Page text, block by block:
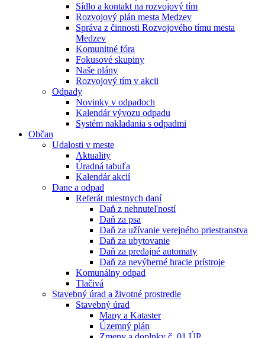
Sídlo a kontakt na rozvojový tím
Rozvojový plán mesta Medzev
Správa z činnosti Rozvojového tímu mesta
Medzev
Komunitné fóra
Fokusové skupiny
Naše plány
Rozvojový tím v akcii
Odpady
Novinky v odpadoch
Kalendár vývozu odpadu
Systém nakladania s odpadmi
Občan
Udalosti v meste
Aktuality
Úradná tabuľa
Kalendár akcií
Dane a odpad
Referát miestnych daní
Daň z nehnuteľností
Daň za psa
Daň za užívanie verejného priestranstva
Daň za ubytovanie
Daň za predajné automaty
Daň za nevýherné hracie prístroje
Komunálny odpad
Tlačivá
Stavebný úrad a životné prostredie
Stavebný úrad
Mapy a Kataster
Územný plán